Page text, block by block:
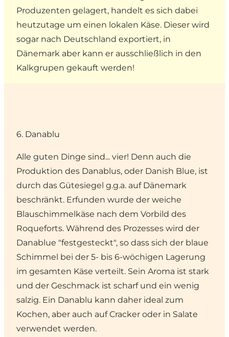
Produzenten gelagert, handelt es sich dabei
heutzutage um einen lokalen Käse. Dieser wird
sogar nach Deutschland exportiert, in
Dänemark aber kann er ausschließlich in den
Kalkgrupen gekauft werden!
6. Danablu
Alle guten Dinge sind... vier! Denn auch die
Produktion des Danablus, oder Danish Blue, ist
durch das Gütesiegel g.g.a. auf Dänemark
beschränkt. Erfunden wurde der weiche
Blauschimmelkäse nach dem Vorbild des
Roqueforts. Während des Prozesses wird der
Danablue "festgesteckt", so dass sich der blaue
Schimmel bei der 5- bis 6-wöchigen Lagerung
im gesamten Käse verteilt. Sein Aroma ist stark
und der Geschmack ist scharf und ein wenig
salzig. Ein Danablu kann daher ideal zum
Kochen, aber auch auf Cracker oder in Salate
verwendet werden.